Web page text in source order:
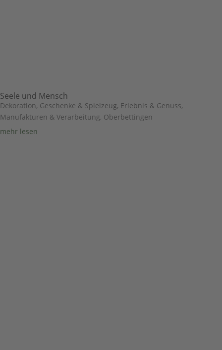
Seele und Mensch
Dekoration, Geschenke & Spielzeug, Erlebnis & Genuss,
Manufakturen & Verarbeitung, Oberbettingen
mehr lesen